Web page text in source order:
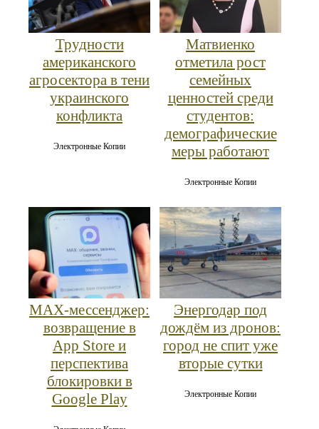
Трудности
американского
агросектора в тени
украинского
конфликта
Электронные Копии
Матвиенко
отметила рост
семейных
ценностей среди
студентов:
демографические
меры работают
Электронные Копии
MAX‑мессенджер:
возвращение в
App Store и
перспектива
блокировки в
Google Play
Энергодар под
дождём из дронов:
город не спит уже
вторые сутки
Электронные Копии